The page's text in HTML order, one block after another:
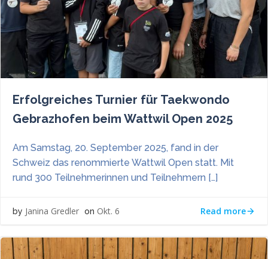
Erfolgreiches Turnier für Taekwondo
Gebrazhofen beim Wattwil Open 2025
Am Samstag, 20. September 2025, fand in der
Schweiz das renommierte Wattwil Open statt. Mit
rund 300 Teilnehmerinnen und Teilnehmern […]
by Janina Gredler on Okt. 6 Read more